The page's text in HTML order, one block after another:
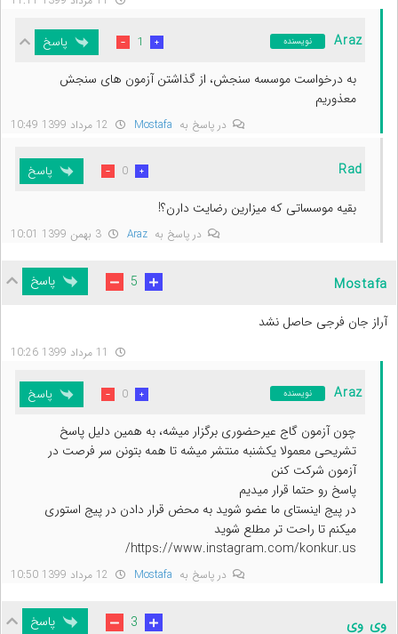
Araz نویسنده
در پاسخ به Mostafa
به درخواست موسسه سنجش، از گذاشتن آزمون های سنجش
معذوریم
1 پاسخ
Rad
در پاسخ به Araz
بقیه موسساتی که میزارین رضایت دارن؟!
0 پاسخ
Mostafa
آراز جان فرجی حاصل نشد
5 پاسخ
Araz نویسنده
در پاسخ به Mostafa
چون آزمون گاج عیرحضوری برگزار میشه، به همین دلیل پاسخ
تشریحی معمولا یکشنبه منتشر میشه تا همه بتونن سر فرصت در
آزمون شرکت کنن
پاسخ رو حتما قرار میدیم
در پیج اینستای ما عضو شوید به محض قرار دادن در پیج استوری
میکنم تا راحت تر مطلع شوید
https://www.instagram.com/konkur.us/
0 پاسخ
وی وی 3 پاسخ